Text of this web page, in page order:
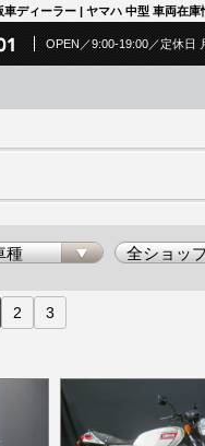
車ディーラー | ヤマハ 中型 車両在庫
OPEN／9:00-19:00／定休日
2 3